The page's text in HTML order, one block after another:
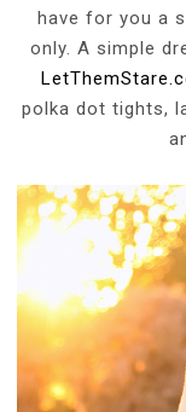
have for you a
only. A simple
polka dot tights,